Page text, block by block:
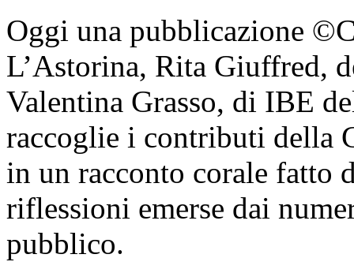
Oggi una pubblicazione
L’Astorina, Rita Giuffred,
Valentina Grasso, di IBE
raccoglie i contributi della
in un racconto corale fatto
riflessioni emerse dai
pubblico.